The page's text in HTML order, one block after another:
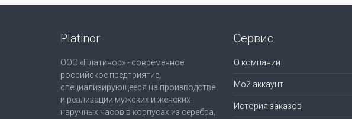
Platinor
ООО «Платинор» - современное
российское предприятие,
специализирующееся на производстве
и реализации мужских и женских
наручных часов в корпусах из серебра,
Сервис
О компании
Мой аккаунт
История заказов